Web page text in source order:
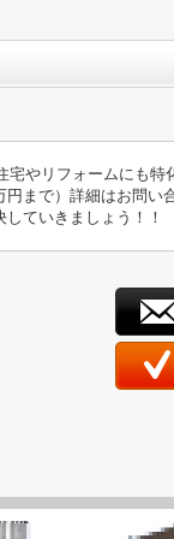
やリフォームにも特
まで）詳細はお問い
ていきましょう！！